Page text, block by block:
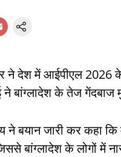
ने देश में आईपीएल 2026
बांग्लादेश के तेज गेंदबाज
ने बयान जारी कर कहा
बांग्लादेश के लोगों में